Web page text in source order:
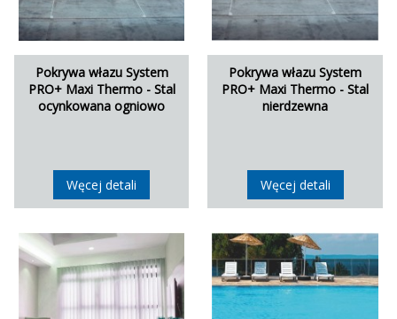
Pokrywa włazu System
PRO+ Maxi Thermo - Stal
ocynkowana ogniowo
Węcej detali
Pokrywa włazu System
PRO+ Maxi Thermo - Stal
nierdzewna
Węcej detali